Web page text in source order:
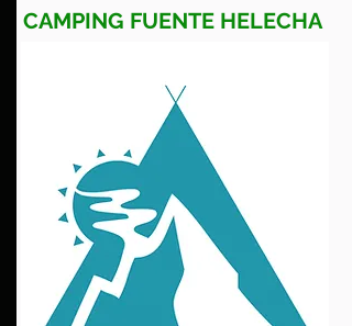
CAMPING FUENTE HELECHA